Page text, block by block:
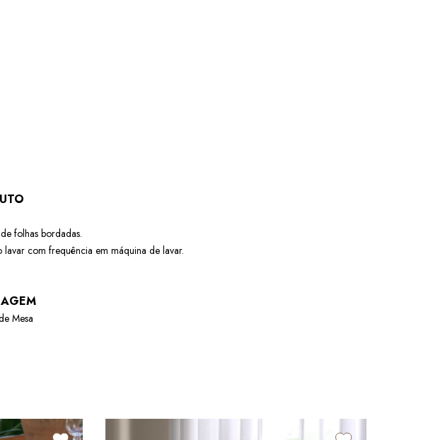
folhas bordadas.
com frequência em máquina de lavar.
Mesa